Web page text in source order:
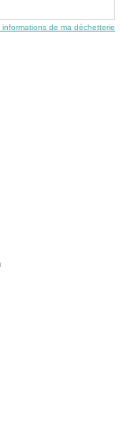
informations de ma déchetterie